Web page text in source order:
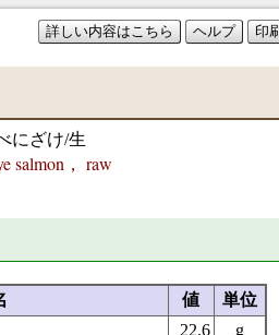
詳しい内容はこちら ヘルプ 印刷
にざけ/生
salmon， raw
値 単位
22.6
g